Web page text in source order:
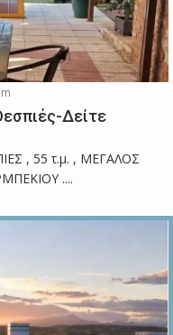
Δείτε
, 55 τ.μ. , ΜΕΓΑΛΟΣ
....